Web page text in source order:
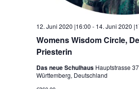
Womens Wisdom Circle,
Priesterin
12. Juni 2020 |16:00 - 14. Juni 2020
Das neue Schulhaus Hauptstrasse
Württemberg, Deutschland